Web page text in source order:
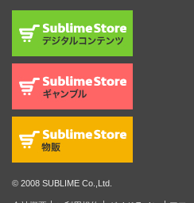
© 2008 SUBLIME Co.,Ltd.